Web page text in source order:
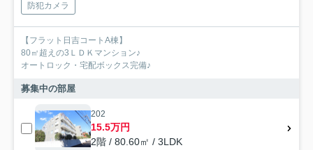
防犯カメラ
【フラット日吉コートA棟】
80㎡超えの3ＬＤＫマンション♪
オートロック・宅配ボックス完備♪
募集中の部屋
202
15.5万円
2階 / 80.60㎡ / 3LDK